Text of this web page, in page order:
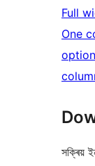
Full
One
সক্ৰিয়